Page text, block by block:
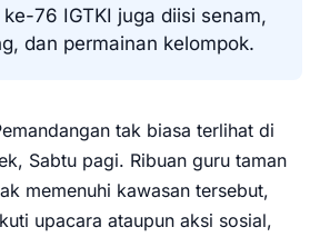
76 IGTKI juga diisi senam,
dan permainan kelompok.
tak biasa terlihat di
Sabtu pagi. Ribuan guru taman
memenuhi kawasan tersebut,
upacara ataupun aksi sosial,